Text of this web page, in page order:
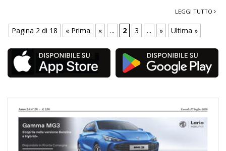
LEGGI TUTTO
Pagina 2 di 18 « Prima « ... 2 3 ... » Ultima »